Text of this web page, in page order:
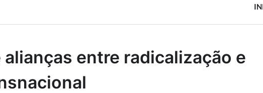
entre radicalização e